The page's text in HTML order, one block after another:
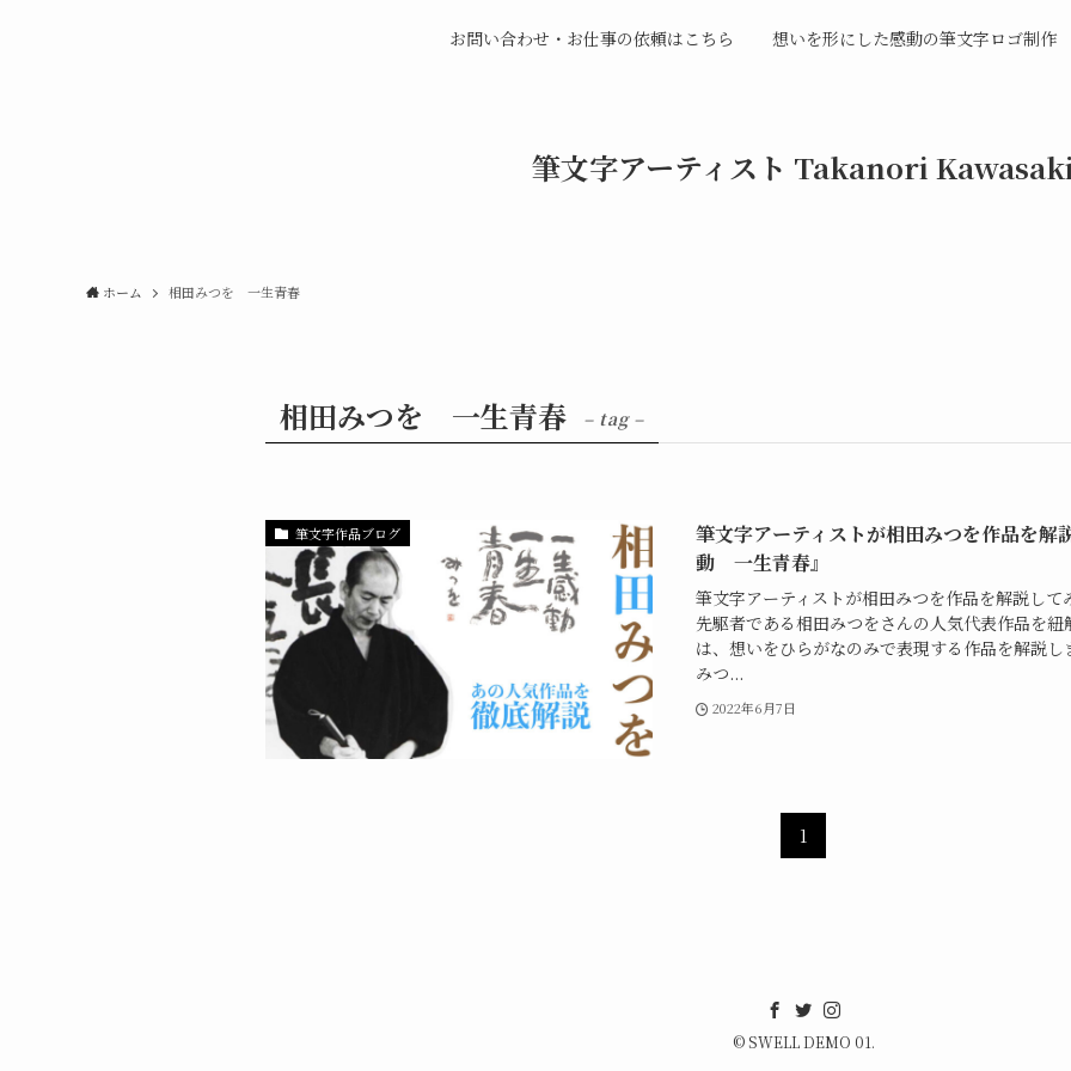
筆文字アーティスト Takanori
お問い合わせ・お仕事の依頼はこちら 想いを形にした感動の筆文字ロゴ制作
ホーム 相田みつを 一生青春
相田みつを 一生青春 – tag –
筆文字作品ブログ
筆文字アーティストが相田みつを作品を解
動 一生青春』
筆文字アーティストが相田みつを作品を解説し
先駆者である相田みつをさんの人気代表作品を
は、想いをひらがなのみで表現する作品を解説
みつ...
2022年6月7日
1
©SWELL DEMO 01.